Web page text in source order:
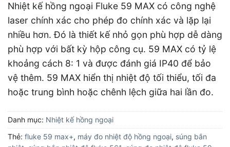
Nhiệt kế hồng ngoại Fluke 59 MAX có công nghệ
laser chính xác cho phép đo chính xác và lặp lại
nhiều hơn. Đó là thiết kế nhỏ gọn phù hợp dễ dàng
phù hợp với bất kỳ hộp công cụ. 59 MAX có tỷ lệ
khoảng cách 8: 1 và được đánh giá IP40 để bảo
vệ thêm. 59 MAX hiển thị nhiệt độ tối thiểu, tối đa
hoặc trung bình hoặc chênh lệch giữa hai lần đo.
Danh mục: Nhiệt kế hồng ngoại
Thẻ: fluke 59 max+, máy đo nhiệt độ hồng ngoại, súng bắn